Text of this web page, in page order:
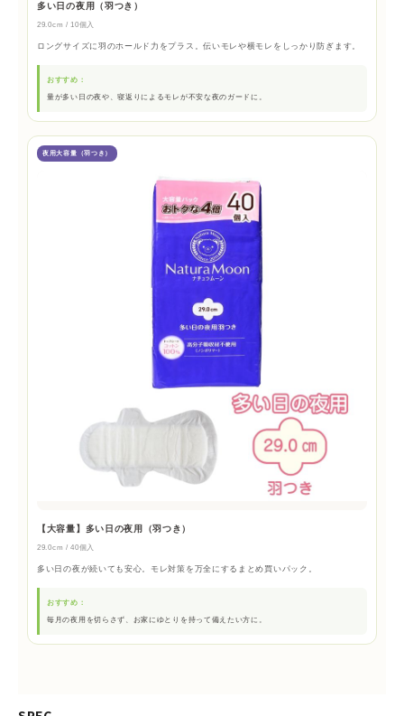
多い日の夜用（羽つき）
29.0cm / 10個入
ロングサイズに羽のホールド力をプラス。伝いモレや横モレをしっかり防ぎます。
おすすめ：
量が多い日の夜や、寝返りによるモレが不安な夜のガードに。
夜用大容量（羽つき）
【大容量】多い日の夜用（羽つき）
29.0cm / 40個入
多い日の夜が続いても安心。モレ対策を万全にするまとめ買いパック。
おすすめ：
毎月の夜用を切らさず、お家にゆとりを持って備えたい方に。